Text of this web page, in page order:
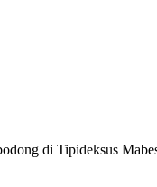
di Tipideksus